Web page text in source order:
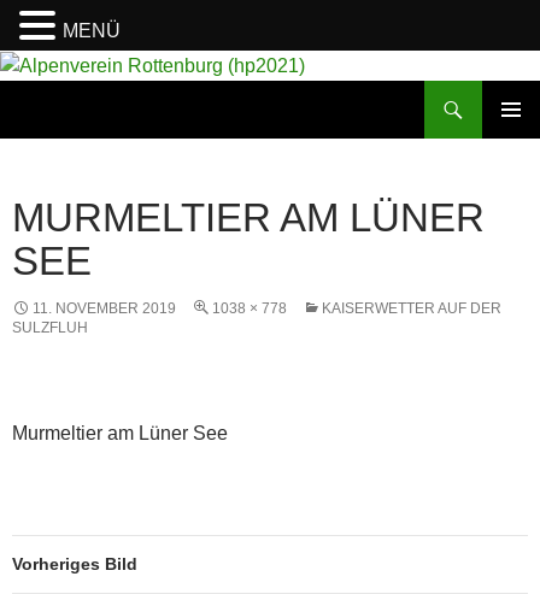
MURMELTIER AM LÜNER
SEE
11. NOVEMBER 2019 1038 × 778
KAISERWETTER AUF DER
SULZFLUH
Murmeltier am Lüner See
Vorheriges Bild
MENÜ